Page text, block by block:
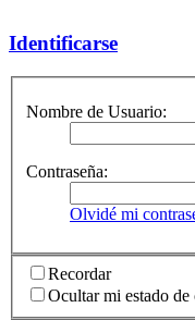
Identificarse
Nombre de Usuario:
Contraseña:
Olvidé mi
Recordar
Ocultar mi estado de